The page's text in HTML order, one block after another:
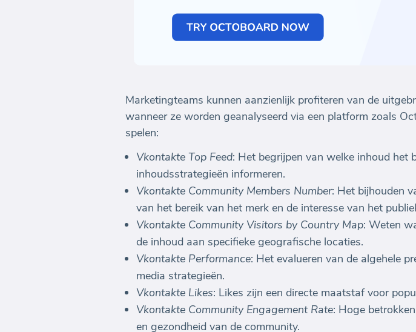
Marketingteams kunnen aanzienlijk profiteren van de
wanneer ze worden geanalyseerd via een platform zoals
spelen:
Vkontakte Top Feed: Het begrijpen van welke inhoud het
inhoudsstrategieën informeren.
Vkontakte Community Members Number: Het bijhouden
van het bereik van het merk en de interesse van het
Vkontakte Community Visitors by Country Map: Weten
de inhoud aan specifieke geografische locaties.
Vkontakte Performance: Het evalueren van de algehele
media strategieën.
Vkontakte Likes: Likes zijn een directe maatstaf voor
Vkontakte Community Engagement Rate: Hoge
en gezondheid van de community.